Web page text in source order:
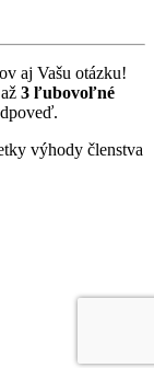
aj Vašu otázku!
3 ľubovoľné
výhody členstva